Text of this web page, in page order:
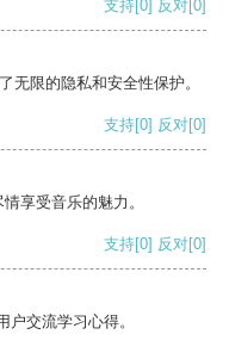
支持 [0] 反对 [0]
无限的隐私和安全性保护。
支持[0] 反对[0]
享受音乐的魅力。
支持[0] 反对[0]
交流学习心得。